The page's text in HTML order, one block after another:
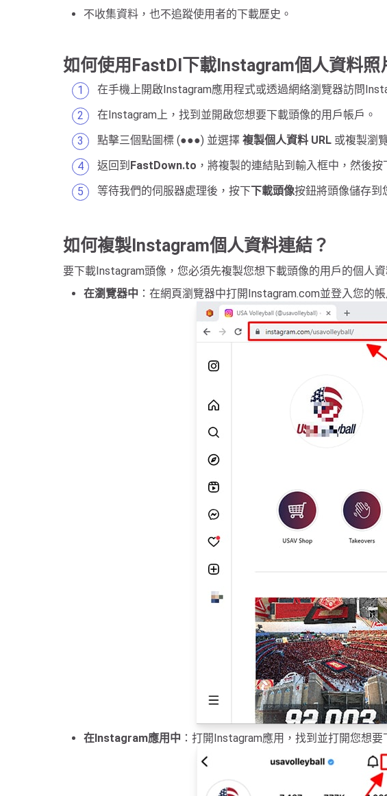
不收集資料，也不追蹤使用者的下載歷史。
如何使用FastDl下載Instagram個人資料照
在手機上開啟Instagram應用程式或透過網絡瀏覽器訪問
在Instagram上，找到並開啟您想要下載頭像的用戶帳戶。
點擊三個點圖標 (●●●) 並選擇 複製個人資料 URL 或複製瀏
返回到 FastDown.to ，將複製的連結貼到輸入框中，然後按
等待我們的伺服器處理後，按下下載頭像按鈕將頭像儲存到
如何複製Instagram個人資料連結？
要下載Instagram頭像，您必須先複製您想下載頭像的用戶的個人資
在瀏覽器中 ：在網頁瀏覽器中打開Instagram.com並登入您的
在Instagram應用中 ：打開Instagram應用，找到並打開您想